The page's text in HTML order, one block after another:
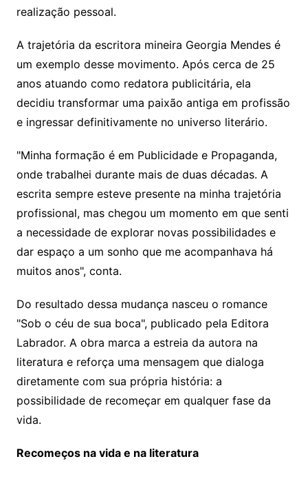
realização pessoal.
A trajetória da escritora mineira Georgia Mendes é
um exemplo desse movimento. Após cerca de 25
anos atuando como redatora publicitária, ela
decidiu transformar uma paixão antiga em profissão
e ingressar definitivamente no universo literário.
"Minha formação é em Publicidade e Propaganda,
onde trabalhei durante mais de duas décadas. A
escrita sempre esteve presente na minha trajetória
profissional, mas chegou um momento em que senti
a necessidade de explorar novas possibilidades e
dar espaço a um sonho que me acompanhava há
muitos anos", conta.
Do resultado dessa mudança nasceu o romance
"Sob o céu de sua boca", publicado pela Editora
Labrador. A obra marca a estreia da autora na
literatura e reforça uma mensagem que dialoga
diretamente com sua própria história: a
possibilidade de recomeçar em qualquer fase da
vida.
Recomeços na vida e na literatura